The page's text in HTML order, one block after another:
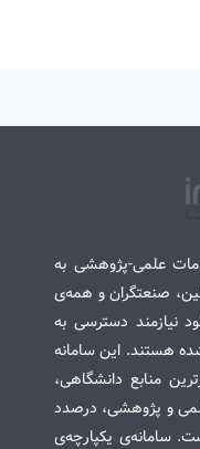
علمی-پژوهشی به
صنعتگران و همه‌ی
نیازمند دسترسی به
هستند. این سامانه
منابع دانشگاهی،
و پژوهشی، درصدد
سامانه‌ی یکپارچه‌ی